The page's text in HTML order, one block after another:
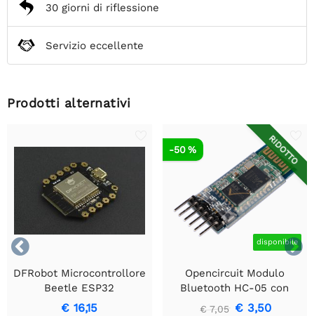
30 giorni di riflessione
Servizio eccellente
Prodotti alternativi


DFRobot Microcontrollore
Beetle ESP32
€ 16,15
RIDOTTO
disponibile
-50 %
Opencircuit Modulo
Bluetooth HC-05 con
adattatore - clone
€ 7,05 € 3,50